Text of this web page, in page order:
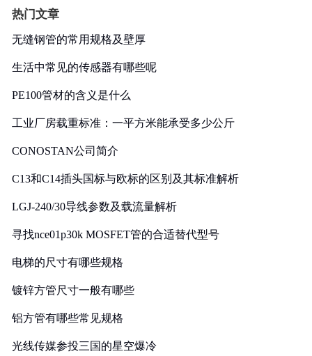
热门文章
无缝钢管的常用规格及壁厚
生活中常见的传感器有哪些呢
PE100管材的含义是什么
工业厂房载重标准：一平方米能承受多少公斤
CONOSTAN公司简介
C13和C14插头国标与欧标的区别及其标准解析
LGJ-240/30导线参数及载流量解析
寻找nce01p30k MOSFET管的合适替代型号
电梯的尺寸有哪些规格
镀锌方管尺寸一般有哪些
铝方管有哪些常见规格
光线传媒参投三国的星空爆冷